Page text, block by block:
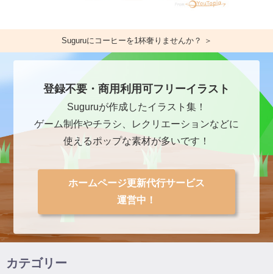
Suguruにコーヒーを1杯奢りませんか？ ＞
登録不要・商用利用可フリーイラスト
Suguruが作成したイラスト集！
ゲーム制作やチラシ、レクリエーションなどに
使えるポップな素材が多いです！
ホームページ更新代行サービス
運営中！
カテゴリー